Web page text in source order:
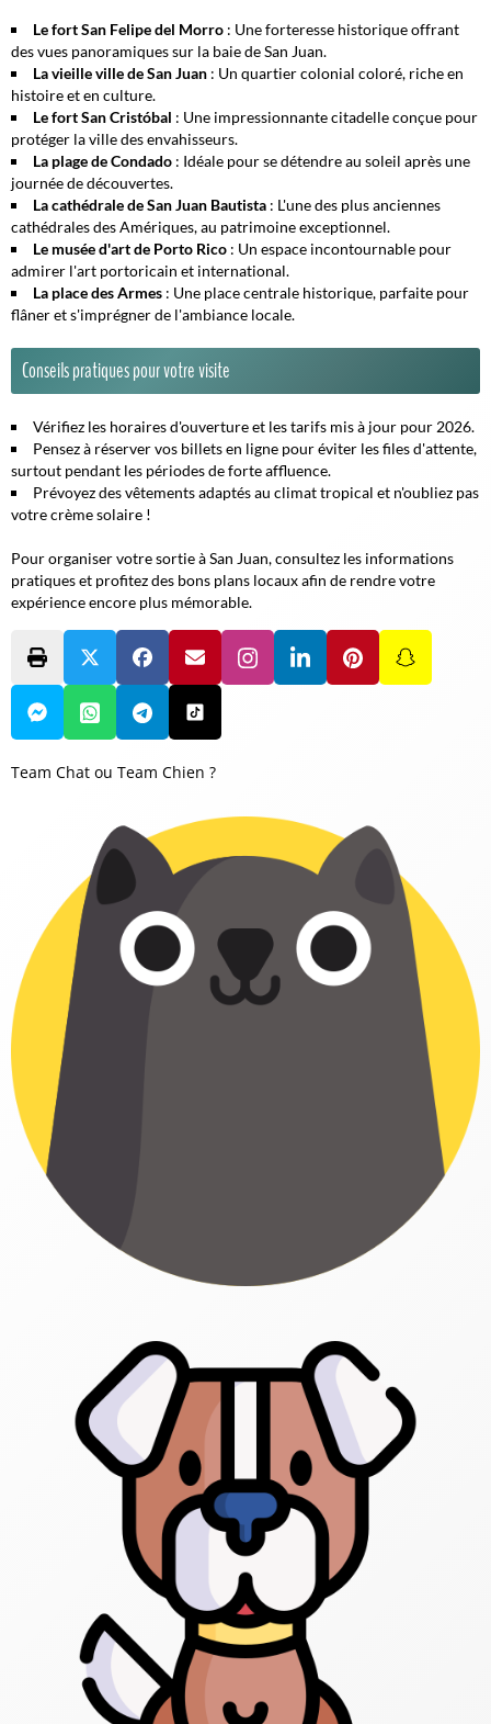
Le fort San Felipe del Morro : Une forteresse historique offrant
des vues panoramiques sur la baie de San Juan.
La vieille ville de San Juan : Un quartier colonial coloré, riche en
histoire et en culture.
Le fort San Cristóbal : Une impressionnante citadelle conçue pour
protéger la ville des envahisseurs.
La plage de Condado : Idéale pour se détendre au soleil après une
journée de découvertes.
La cathédrale de San Juan Bautista : L'une des plus anciennes
cathédrales des Amériques, au patrimoine exceptionnel.
Le musée d'art de Porto Rico : Un espace incontournable pour
admirer l'art portoricain et international.
La place des Armes : Une place centrale historique, parfaite pour
flâner et s'imprégner de l'ambiance locale.
Conseils pratiques pour votre visite
Vérifiez les horaires d'ouverture et les tarifs mis à jour pour 2026.
Pensez à réserver vos billets en ligne pour éviter les files d'attente,
surtout pendant les périodes de forte affluence.
Prévoyez des vêtements adaptés au climat tropical et n'oubliez pas
votre crème solaire !
Pour organiser votre sortie à San Juan, consultez les informations
pratiques et profitez des bons plans locaux afin de rendre votre
expérience encore plus mémorable.
Team Chat ou Team Chien ?